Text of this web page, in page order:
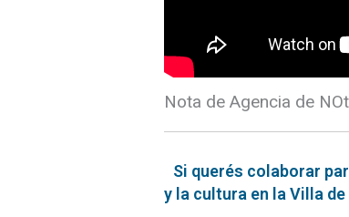
Nota de Agencia de
Si querés colaborar
y la cultura en la Villa